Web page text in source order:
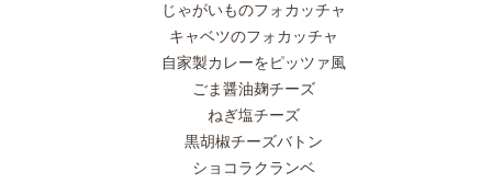
じゃがいものフォカッチャ
キャベツのフォカッチャ
自家製カレーをピッツァ風
ごま醤油麹チーズ
ねぎ塩チーズ
黒胡椒チーズバトン
ショコラクランベ